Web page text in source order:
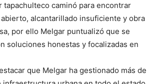
tapachulteco caminó para encontrar
alcantarillado insuficiente y obra
por ello Melgar puntualizó que se
soluciones honestas y focalizadas en
que Melgar ha gestionado más de